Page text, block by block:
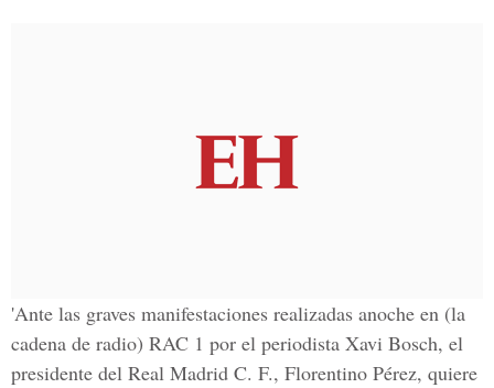
'Ante las graves manifestaciones realizadas anoche en (la
cadena de radio) RAC 1 por el periodista Xavi Bosch, el
presidente del Real Madrid C. F., Florentino Pérez, quiere